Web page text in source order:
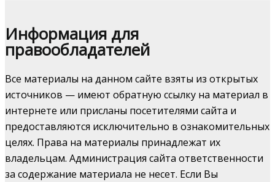
Информация для
правообладателей
Все материалы на данном сайте взяты из открытых
источников — имеют обратную ссылку на материал в
интернете или присланы посетителями сайта и
предоставляются исключительно в ознакомительных
целях. Права на материалы принадлежат их
владельцам. Администрация сайта ответственности
за содержание материала не несет. Если Вы